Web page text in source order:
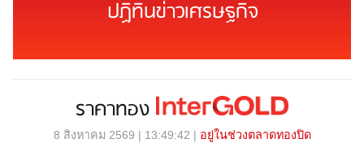
ปฏิทินข่าวเศรษฐกิจ
ราคาทอง
8 สิงหาคม 2569 | 13:49:42 | อยู่ในช่วงตลาดทองปิด